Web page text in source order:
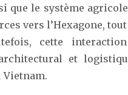
que le système
vers l’Hexagone,
cette
et
Vietnam.